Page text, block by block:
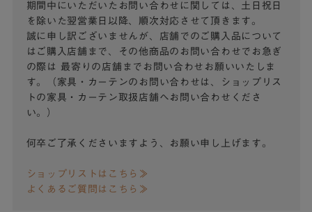
期間中にいただいたお問い合わせに関しては、土日祝日
を除いた翌営業日以降、順次対応させて頂きます。
誠に申し訳ございませんが、店舗でのご購入品について
はご購入店舗まで、その他商品のお問い合わせでお急ぎ
の際は
最寄りの店舗までお問い合わせお願いいたしま
す。（家具・カーテンのお問い合わせは、ショップリス
トの家具・カーテン取扱店舗へお問い合わせくださ
い。）
何卒ご了承くださいますよう、お願い申し上げます。
ショップリストはこちら≫
よくあるご質問はこちら≫